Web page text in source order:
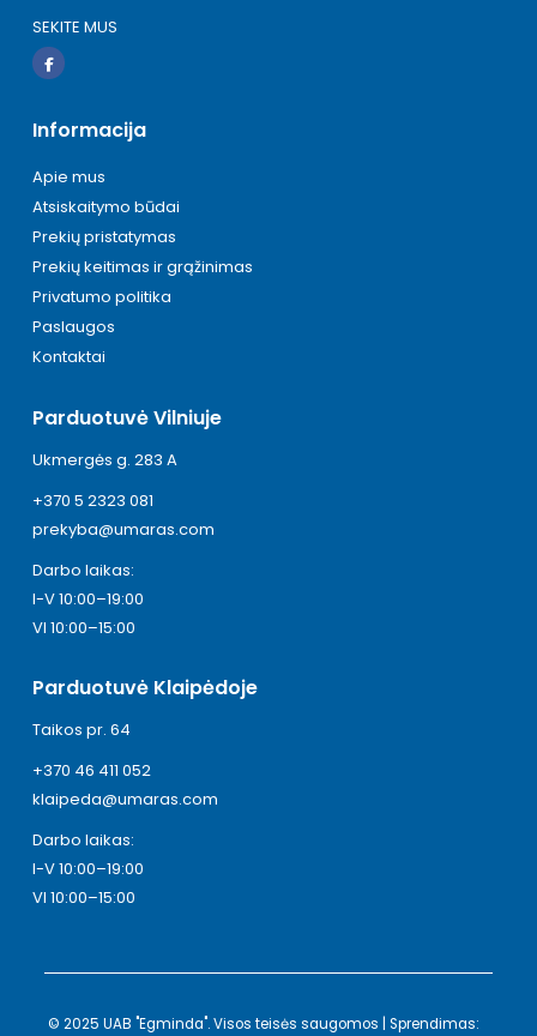
SEKITE MUS
Informacija
Apie mus
Atsiskaitymo būdai
Prekių pristatymas
Prekių keitimas ir grąžinimas
Privatumo politika
Paslaugos
Kontaktai
Parduotuvė Vilniuje
Ukmergės g. 283 A
+370 5 2323 081
prekyba@umaras.com
Darbo laikas:
I-V 10:00–19:00
VI 10:00–15:00
Parduotuvė Klaipėdoje
Taikos pr. 64
+370 46 411 052
klaipeda@umaras.com
Darbo laikas:
I-V 10:00–19:00
VI 10:00–15:00
© 2025 UAB "Egminda". Visos teisės saugomos | Sprendimas: